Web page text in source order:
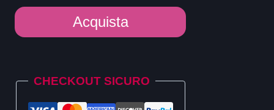
Dominio
Link
Acquista
CHECKOUT SICURO